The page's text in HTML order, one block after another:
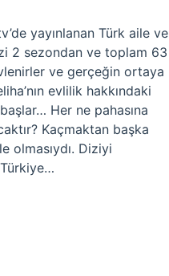
yayınlanan Türk aile ve
2 sezondan ve toplam 63
ve gerçeğin ortaya
evlilik hakkındaki
Her ne pahasına
Kaçmaktan başka
olmasıydı. Diziyi
Türkiye…